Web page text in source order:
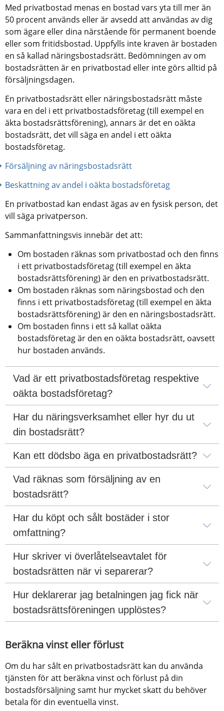
Med privatbostad menas en bostad vars yta till mer än
50 procent används eller är avsedd att användas av dig
som ägare eller dina närstående för permanent boende
eller som fritidsbostad. Uppfylls inte kraven är bostaden
en så kallad näringsbostadsrätt. Bedömningen av om
bostadsrätten är en privatbostad eller inte görs alltid på
försäljningsdagen.
En privatbostadsrätt eller näringsbostadsrätt måste
vara en del i ett privatbostadsföretag (till exempel en
äkta bostadsrättsförening), annars är det en oäkta
bostadsrätt, det vill säga en andel i ett oäkta
bostadsföretag.
Försäljning av näringsbostadsrätt
Beskattning av andel i oäkta bostadsföretag
En privatbostad kan endast ägas av en fysisk person, det
vill säga privatperson.
Sammanfattningsvis innebär det att:
Om bostaden räknas som privatbostad och den finns
i ett privatbostadsföretag (till exempel en äkta
bostadsrättsförening) är den en privatbostadsrätt.
Om bostaden räknas som näringsbostad och den
finns i ett privatbostadsföretag (till exempel en äkta
bostadsrättsförening) är den en näringsbostadsrätt.
Om bostaden finns i ett så kallat oäkta
bostadsföretag är den en oäkta bostadsrätt, oavsett
hur bostaden används.
Vad är ett privatbostadsföretag respektive
oäkta bostadsföretag?
Har du näringsverksamhet eller hyr du ut
din bostadsrätt?
Kan ett dödsbo äga en privatbostadsrätt?
Vad räknas som försäljning av en
bostadsrätt?
Har du köpt och sålt bostäder i stor
omfattning?
Hur skriver vi överlåtelseavtalet för
bostadsrätten när vi separerar?
Hur deklarerar jag betalningen jag fick när
bostadsrättsföreningen upplöstes?
Beräkna vinst eller förlust
Om du har sålt en privatbostadsrätt kan du använda
tjänsten för att beräkna vinst och förlust på din
bostadsförsäljning samt hur mycket skatt du behöver
betala för din eventuella vinst.